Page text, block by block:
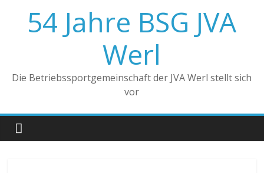
springen54 Jahre BSG JVA
Werl
Die Betriebssportgemeinschaft der JVA Werl stellt sich
vor